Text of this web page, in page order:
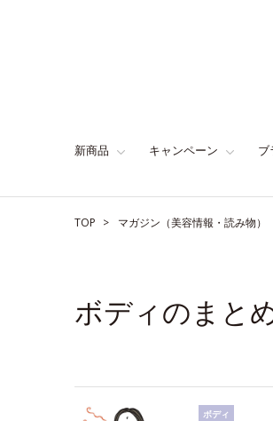
新商品 キャンペーン ブ
TOP マガジン（美容情報・読み物）
ボディのまと
ボディ